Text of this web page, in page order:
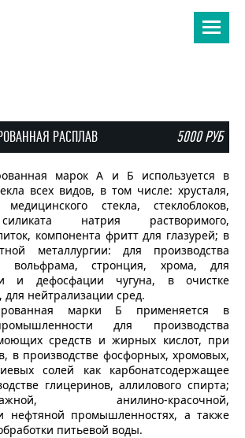
РАСПЛАВ 5000 РУБ
марок А и Б используется в
всех видов, в том числе: хрусталя,
стекла, стеклоблоков,
натрия растворимого,
компонента фритт для глазурей; в
металлургии: для производства
вольфрама, стронция, хрома, для
и дефосфации чугуна, в очистке
для нейтрализации сред.
марки Б применяется в
для производства
средств и жирных кислот, при
в производстве фосфорных, хромовых,
солей как карбонатсодержащее
глицеринов, аллилового спирта;
анилино-красочной,
нефтяной промышленностях, а также
питьевой воды.